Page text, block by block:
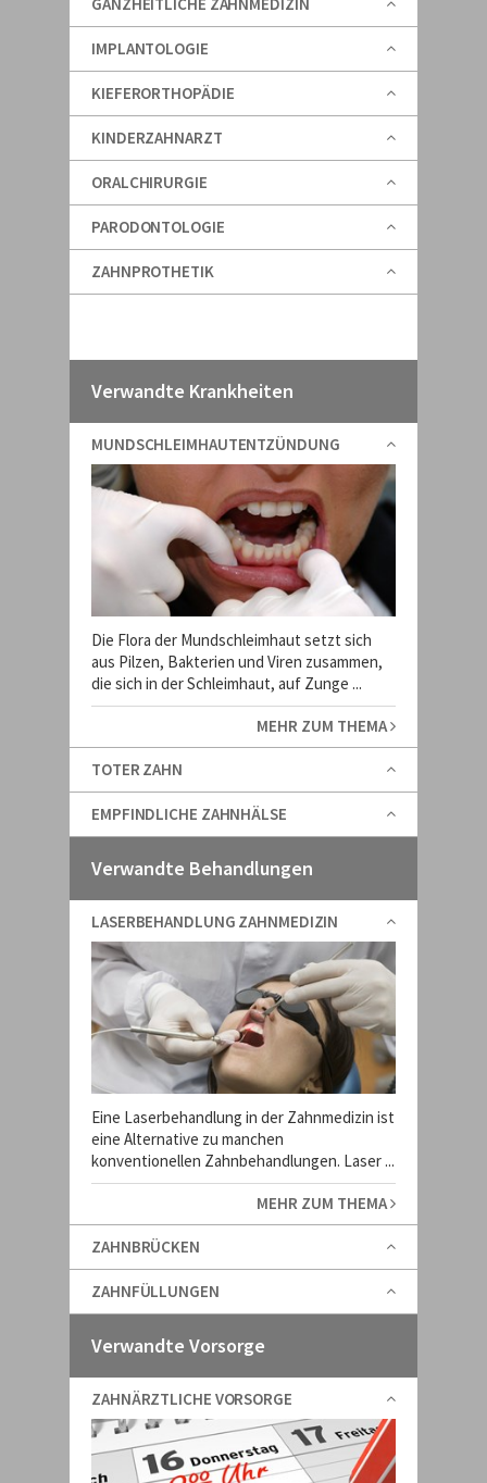
IMPLANTOLOGIE
KIEFERORTHOPÄDIE
KINDERZAHNARZT
ORALCHIRURGIE
PARODONTOLOGIE
ZAHNPROTHETIK
Verwandte Krankheiten
MUNDSCHLEIMHAUTENTZÜNDUNG
Die Flora der Mundschleimhaut setzt sich
aus Pilzen, Bakterien und Viren zusammen,
die sich in der Schleimhaut, auf Zunge ...
MEHR ZUM THEMA
TOTER ZAHN
EMPFINDLICHE ZAHNHÄLSE
Verwandte Behandlungen
LASERBEHANDLUNG ZAHNMEDIZIN
Eine Laserbehandlung in der Zahnmedizin ist
eine Alternative zu manchen
konventionellen Zahnbehandlungen. Laser ...
MEHR ZUM THEMA
ZAHNBRÜCKEN
ZAHNFÜLLUNGEN
Verwandte Vorsorge
ZAHNÄRZTLICHE VORSORGE